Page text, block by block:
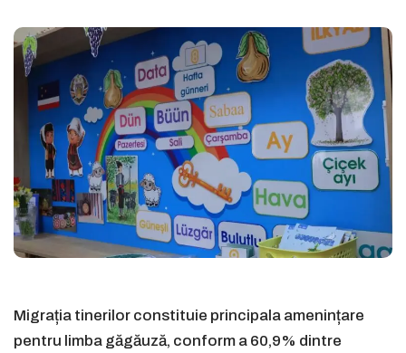
Migrația tinerilor constituie principala amenințare
pentru limba găgăuză, conform a 60,9% dintre